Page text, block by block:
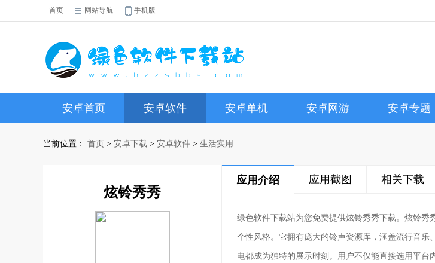
首页 网站导航 手机版
安卓首页 安卓软件 安卓单机 安卓网游 安卓专题
当前位置： 首页 > 安卓下载 > 安卓软件 > 生活实用
炫铃秀秀
应用介绍 应用截图 相关下载
绿色软件下载站为您免费提供炫铃秀秀下载。炫铃
个性风格。它拥有庞大的铃声资源库，涵盖流行音
电都成为独特的展示时刻。用户不仅能直接选用平